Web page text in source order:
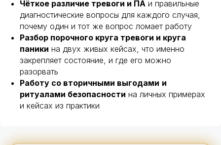
Чёткое различие тревоги и ПА и правильные
диагностические вопросы для каждого случая,
почему один и тот же вопрос ломает работу
Разбор порочного круга тревоги и круга
паники на двух живых кейсах, что именно
закрепляет состояние, и где его можно
разорвать
Работу со вторичными выгодами и
ритуалами безопасности на личных примерах
и кейсах из практики
ЗАПИСАТЬСЯ
приходят клиенты